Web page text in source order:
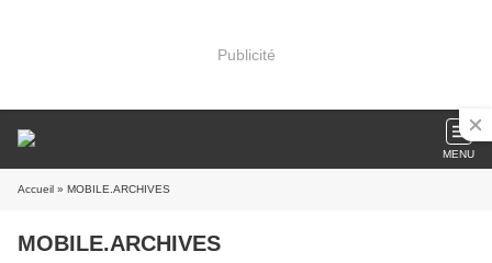
Publicité
MENU
Accueil » MOBILE.ARCHIVES
MOBILE.ARCHIVES